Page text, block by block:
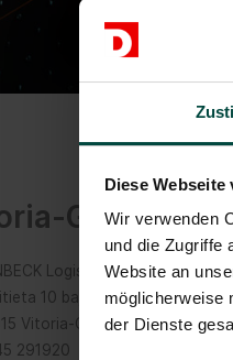
Diese
Wir verwenden
und die Zugriffe
Website an
möglicherweise
der Dienste
Gasteiz
Logistica S.L.U.
10 bajo
Vitoria-Gasteiz
291920